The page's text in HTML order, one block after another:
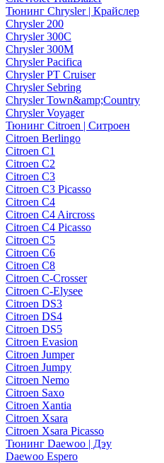
Тюнинг Chrysler | Крайслер
Chrysler 200
Chrysler 300C
Chrysler 300M
Chrysler Pacifica
Chrysler PT Cruiser
Chrysler Sebring
Chrysler Town&amp;Country
Chrysler Voyager
Тюнинг Citroen | Ситроен
Citroen Berlingo
Citroen C1
Citroen C2
Citroen C3
Citroen C3 Picasso
Citroen C4
Citroen C4 Aircross
Citroen C4 Picasso
Citroen C5
Citroen C6
Citroen C8
Citroen C-Crosser
Citroen C-Elysee
Citroen DS3
Citroen DS4
Citroen DS5
Citroen Evasion
Citroen Jumper
Citroen Jumpy
Citroen Nemo
Citroen Saxo
Citroen Xantia
Citroen Xsara
Citroen Xsara Picasso
Тюнинг Daewoo | Дэу
Daewoo Espero